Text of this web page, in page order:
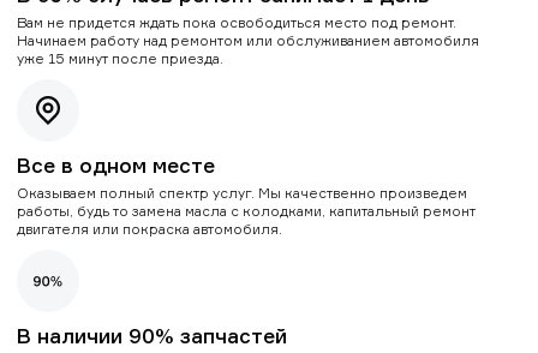
Вам не придется ждать пока освободиться место под ремонт.
Начинаем работу над ремонтом или обслуживанием автомобиля
уже 15 минут после приезда.
Все в одном месте
Оказываем полный спектр услуг. Мы качественно произведем
работы, будь то замена масла с колодками, капитальный ремонт
двигателя или покраска автомобиля.
В наличии 90% запчастей